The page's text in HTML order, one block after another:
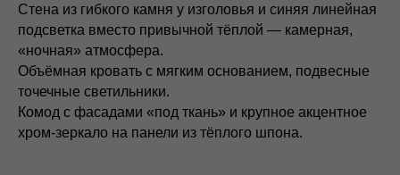
Стена из гибкого камня у изголовья и синяя линейная
подсветка вместо привычной тёплой — камерная,
«ночная» атмосфера.
Объёмная кровать с мягким основанием, подвесные
точечные светильники.
Комод с фасадами «под ткань» и крупное акцентное
хром‑зеркало на панели из тёплого шпона.